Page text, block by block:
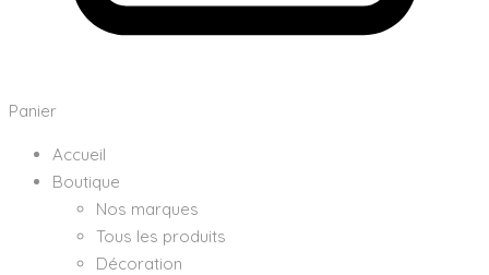
Panier
Accueil
Boutique
Nos marques
Tous les produits
Décoration